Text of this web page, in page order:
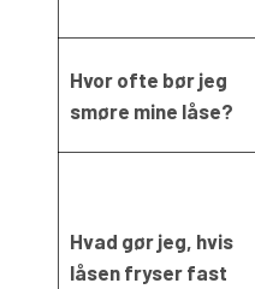
Hvor ofte bør jeg
smøre mine låse?
Hvad gør jeg, hvis
låsen fryser fast